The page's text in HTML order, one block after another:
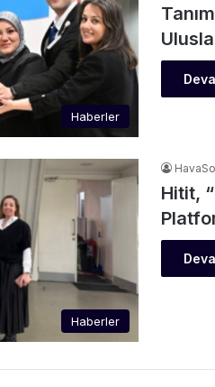
Haberler
Haberler
Hitit,